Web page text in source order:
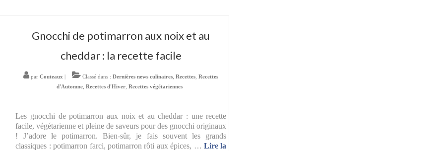
Gnocchi de potimarron aux noix et au
cheddar : la recette facile
parCouteaux | Classé dans :Dernières news culinaires ,Recettes ,Recettes
d'Automne ,Recettes d'Hiver ,Recettes végétariennes
Les gnocchi de potimarron aux noix et au cheddar : une recette
facile, végétarienne et pleine de saveurs pour des gnocchi originaux
! J’adore le potimarron. Bien-sûr, je fais souvent les grands
classiques : potimarron farci, potimarron rôti aux épices, … Lire la